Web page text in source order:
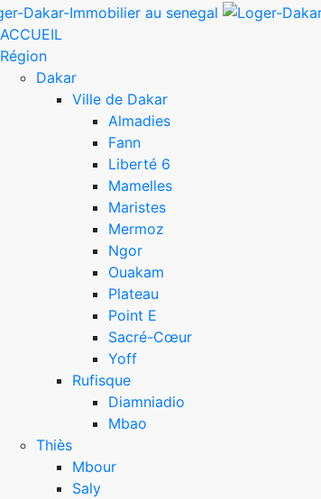
ACCUEIL
Région
Dakar
Ville de Dakar
Almadies
Fann
Liberté 6
Mamelles
Maristes
Mermoz
Ngor
Ouakam
Plateau
Point E
Sacré-Cœur
Yoff
Rufisque
Diamniadio
Mbao
Thiès
Mbour
Saly